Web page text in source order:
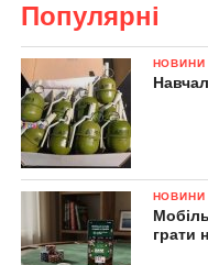
Популярні
НОВИНИ
НОВИНИ
грати